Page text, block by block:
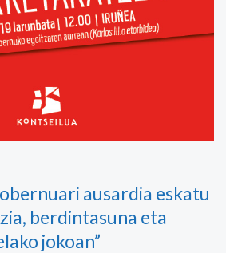
ausardia eskatu
berdintasuna eta
jokoan”